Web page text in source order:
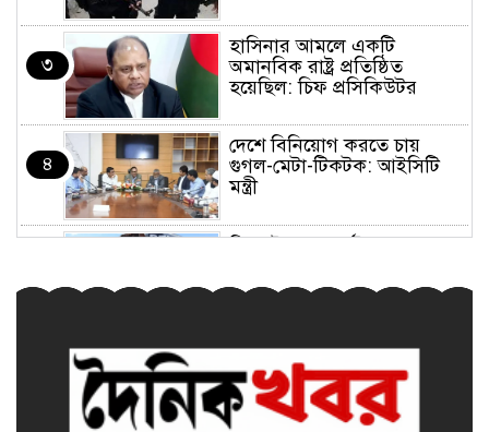
৩
হাসিনার আমলে একটি
অমানবিক রাষ্ট্র প্রতিষ্ঠিত
হয়েছিল: চিফ প্রসিকিউটর
৪
দেশে বিনিয়োগ করতে চায়
গুগল-মেটা-টিকটক: আইসিটি
মন্ত্রী
সিলেটে সড়ক দুর্ঘটনার কারণ
গাজায় ‘যুদ্ধবিরতির’ পরও
১২০০ ফিলিস্তিনিকে হত্যা করেছে
ইসরায়েল